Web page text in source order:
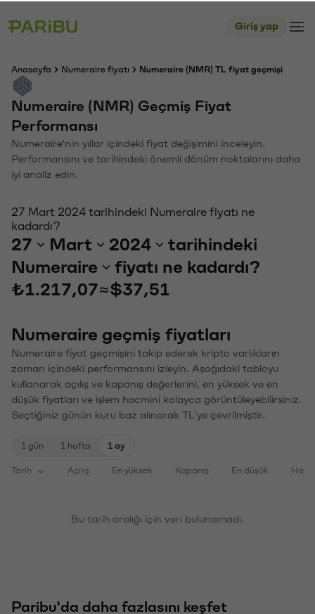
Giriş yap
Anasayfa Numeraire fiyatı Numeraire (NMR) TL fiyat geçmişi
Numeraire (NMR) Geçmiş Fiyat
Performansı
Numeraire'nin yıllar içindeki fiyat değişimini inceleyin.
Performansını ve tarihindeki önemli dönüm noktalarını daha
iyi analiz edin.
27 Mart 2024 tarihindeki Numeraire fiyatı ne
kadardı?
27 Mart 2024
tarihindeki
Numeraire
fiyatı ne kadardı?
₺1.217,07≈$37,51
Numeraire geçmiş fiyatları
Numeraire fiyat geçmişini takip ederek kripto varlıkların
zaman içindeki performansını izleyin. Aşağıdaki tabloyu
kullanarak açılış ve kapanış değerlerini, en yüksek ve en
düşük fiyatları ve işlem hacmini kolayca görüntüleyebilirsiniz.
Seçtiğiniz günün kuru baz alınarak TL'ye çevrilmiştir.
1 gün 1 hafta 1 ay
Tarih Açılış En yüksek Kapanış En düşük
Bu tarih aralığı için veri bulunamadı.
Paribu'da daha fazlasını keşfet